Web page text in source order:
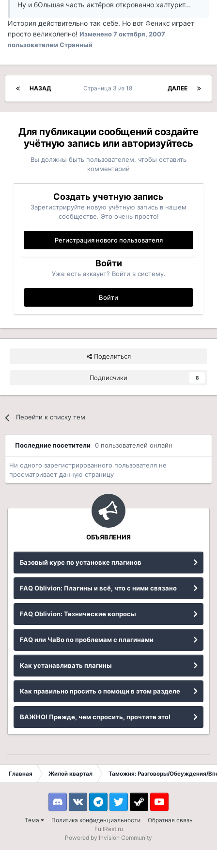
Ну и бОльшая часть актёров откровенно халтурит...
История действительно так себе. Но вот Феникс играет
просто великолепно! Изменено7 октября, 2007
пользователем Странный
НАЗАД ДАЛЕЕ
Страница 3 из 18
Для публикации сообщений создайте
учётную запись или авторизуйтесь
Вы должны быть пользователем, чтобы оставить
комментарий
Создать учетную запись
Зарегистрируйте новую учётную запись в нашем
сообществе. Это очень просто!
Регистрация нового пользователя
Войти
Уже есть аккаунт? Войти в систему.
Войти
Поделиться
Подписчики 8
Перейти к списку тем
Последние посетители 0 пользователей онлайн
Ни одного зарегистрированного пользователя не
просматривает данную страницу
ОБЪЯВЛЕНИЯ
Базовый курс по установке плагинов
FAQ Oblivion: Плагины и всё, что с ними связано
FAQ Oblivion: Технические вопросы
FAQ или ЧаВо по проблемам с плагинами
Как устанавливать плагины
Как правильно просить о помощи в этом разделе
ВАЖНО! Прежде, чем спросить, прочтите это!
Главная Жилой квартал Таможня: Разговоры/Обсуждения/
Тема Политика конфиденциальности Обратная связь
DiscordVK TelegramTwitter Steam Youtube
FullRest.ru
Powered by Invision Community